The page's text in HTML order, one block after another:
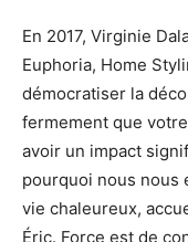
En 2017, Virginie
Euphoria, Home
démocratiser la
fermement que
avoir un impact
pourquoi nous nous
vie chaleureux,
Éric. Force est de